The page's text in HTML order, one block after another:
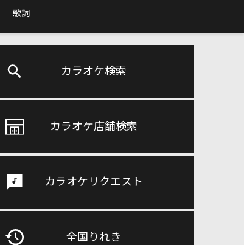
歌詞
カラオケ検索
カラオケ店舗検索
カラオケリクエスト
全国りれき